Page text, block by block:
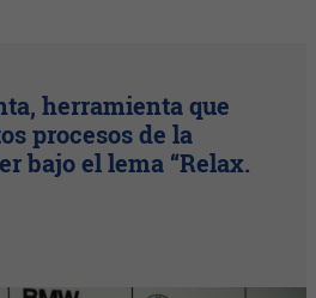
herramienta que
procesos de la
bajo el lema “Relax.